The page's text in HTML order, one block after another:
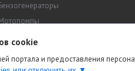
инструменты
cookie
портала и предоставления